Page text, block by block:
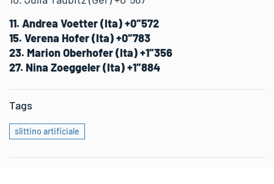
11. Andrea Voetter (Ita) +0″572
15. Verena Hofer (Ita) +0″783
23. Marion Oberhofer (Ita) +1″356
27. Nina Zoeggeler (Ita) +1″884
Tags
slittino artificiale